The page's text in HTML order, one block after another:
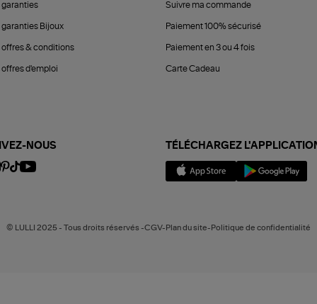
garanties
garanties Bijoux
offres & conditions
offres d'emploi
Suivre ma commande
Paiement 100% sécurisé
Paiement en 3 ou 4 fois
Carte Cadeau
NOUS TÉLÉCHARGEZ
© LULLI 2025 - Tous droits réservés -CGV-Plan du site-Politique de confidentialité